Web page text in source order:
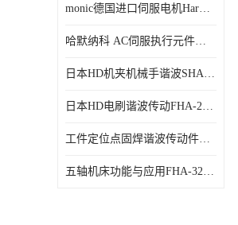
monic德国进口伺服电机Har中国总代理供应
哈默纳科 AC伺服执行元件扁平型SHA系列
日本HD机夹机械手谐波SHA32A120CG-B12B
日本HD电刷谐波传动FHA-25C-50-E250-C
工件定位点固焊谐波传动件哈默纳科CSF-45-100-2UH
五轴机床功能与应用FHA-32C-50-US250